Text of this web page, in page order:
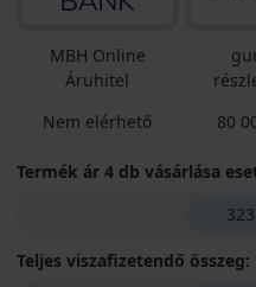
MBH Online
Áruhitel
Nem elérhető
80
Termék ár 4 db vásárlása
Teljes viszafizetendő összeg: